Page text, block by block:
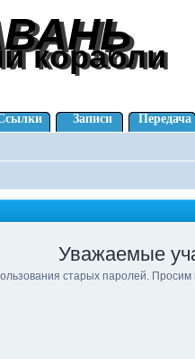
корабли
корабли
Записи Передача
Уважаемые
старых паролей. Просим